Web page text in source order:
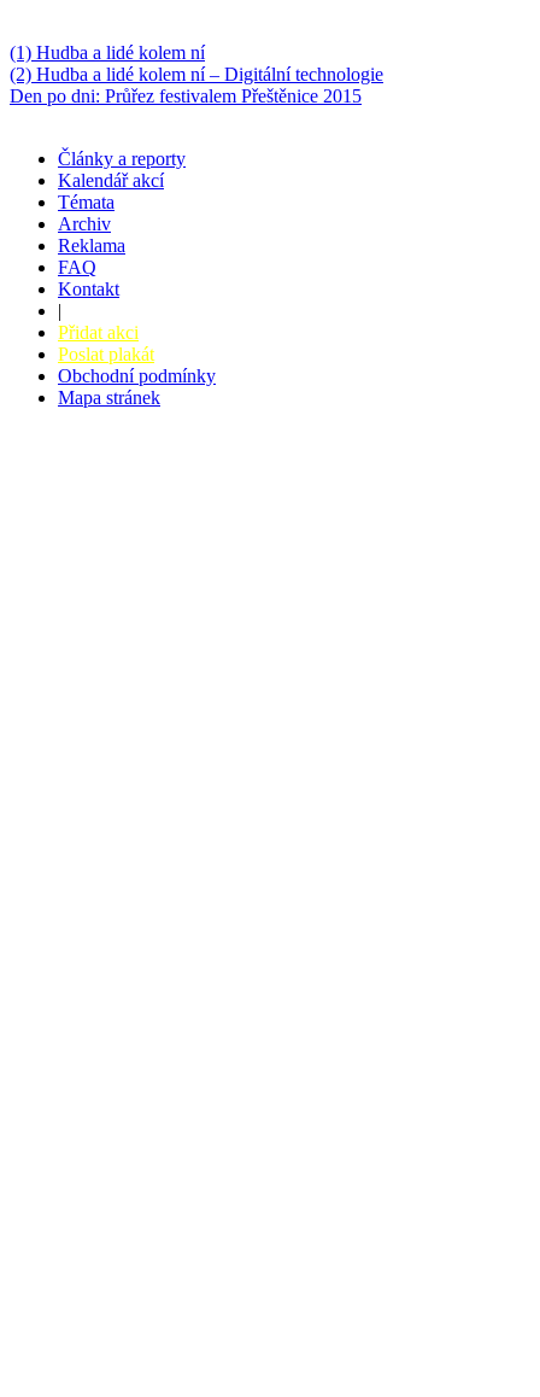
(1) Hudba a lidé kolem ní
(2) Hudba a lidé kolem ní – Digitální technologie
Den po dni: Průřez festivalem Přeštěnice 2015
Články a reporty
Kalendář akcí
Témata
Archiv
Reklama
FAQ
Kontakt
|
Přidat akci
Poslat plakát
Obchodní podmínky
Mapa stránek